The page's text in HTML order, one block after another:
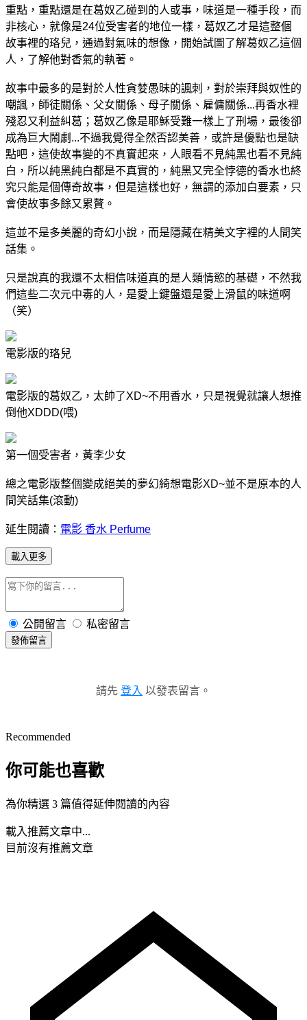
重點，重點還是在葛奴乙碰到的人或事，味道是一種手段，而
非核心，就像是24位受害者的地位一樣， 葛奴乙才是這整個
故事裡的珞兒，通過對氣味的想像，開始試圖了解葛奴乙這個
人，了解他對香氣的執著 。
故事中最多的是對於人性貪婪愚昧的諷刺，對於崇拜與奴性的
嘲諷，師徒關係、父女關係、母子關係、雇傭關係...再香水裡
殘忍又利益糾葛；葛奴乙像是耶穌受難一樣上了刑場，最後卻
成為巨大鬧劇...不過我覺得全然否認美善，或許是優點也是缺
點吧，這使故事變的不真實起來，人眼看不見純黑也看不見純
白，所以純黑純白都是不真實的，純黑又完全悖德的香水也終
究只能是個傳奇故事，但是這樣也好，無謂的添加白要素，只
會使故事多餘又累贅。
這並不是多美麗的奇幻小說，而是隱藏在精美文字裡的人間笑
話集。
只是說真的我還不太相信味道真的是人類情慾的基礎，不然我
們這些二次元中毒的人，是愛上鍵盤還是愛上滑鼠的味道啊
（笑）
電影版的珞兒
電影版的葛奴乙，太帥了XD~不用香水，只是視覺就讓人想推
倒他XDDD(喂)
第一個受害者，黃李少女
總之電影版整個變成絕美的夢幻綺想電影XD~並不是原本的人
間笑話集(滾動)
延生閱讀： 電影 香水 Perfume
載入更多
公開留言 私密留言
發佈留言
請先 登入 以發表留言。
Recommended
你可能也喜歡
為你精選 3 篇值得延伸閱讀的內容
載入推薦文章中...
目前沒有推薦文章